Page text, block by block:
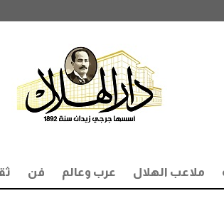
ملاعب الهلال عرب وعالم فن